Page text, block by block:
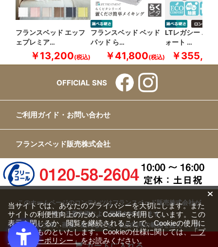
フランスベッド エッフ
ェプレミア…
￥13,200
フランスベッド ベッド
パッド ら…
￥41,800
LTレガシー エコ
ォート …
￥
OFFICIAL SNS
ご利用ガイド・お問い合わせ
フランスベッド販売株式会社
このホームページのコンテンツはフランスベッド販売株式会社が
有する著作権により保護されています。
すべての文章、画像、動画などを、私的利用の範囲を超えて、許
可なく複製、改変、転載することは禁じられています。
当サイトでは、あなたのプライバシーを大切にします。また
サイトの利便性向上のため、Cookieを利用しています。この
表示を閉じるか、閲覧を継続されることで、Cookieの使用に
同意するものといたします。Cookieの仕様に関しては、「プ
ライバシーポリシー」をお読みください。